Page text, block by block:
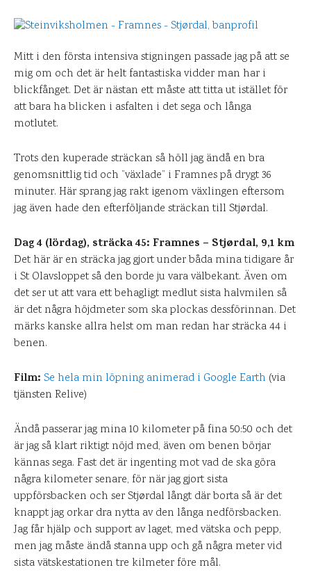
Mitt i den första intensiva stigningen passade jag på att se
mig om och det är helt fantastiska vidder man har i
blickfånget. Det är nästan ett måste att titta ut istället för
att bara ha blicken i asfalten i det sega och långa
motlutet.
Trots den kuperade sträckan så höll jag ändå en bra
genomsnittlig tid och ”växlade” i Framnes på drygt 36
minuter. Här sprang jag rakt igenom växlingen eftersom
jag även hade den efterföljande sträckan till Stjørdal.
Dag 4 (lördag), sträcka 45: Framnes – Stjørdal, 9,1 km
Det här är en sträcka jag gjort under båda mina tidigare år
i St Olavsloppet så den borde ju vara välbekant. Även om
det ser ut att vara ett behagligt medlut sista halvmilen så
är det några höjdmeter som ska plockas dessförinnan. Det
märks kanske allra helst om man redan har sträcka 44 i
benen.
Film: Se hela min löpning animerad i Google Earth (via
tjänsten Relive)
Ändå passerar jag mina 10 kilometer på fina 50:50 och det
är jag så klart riktigt nöjd med, även om benen börjar
kännas sega. Fast det är ingenting mot vad de ska göra
några kilometer senare, för när jag gjort sista
uppförsbacken och ser Stjørdal långt där borta så är det
knappt jag orkar dra nytta av den långa nedförsbacken.
Jag får hjälp och support av laget, med vätska och pepp,
men jag måste ändå stanna upp och gå några meter vid
sista vätskestationen tre kilmeter före mål.